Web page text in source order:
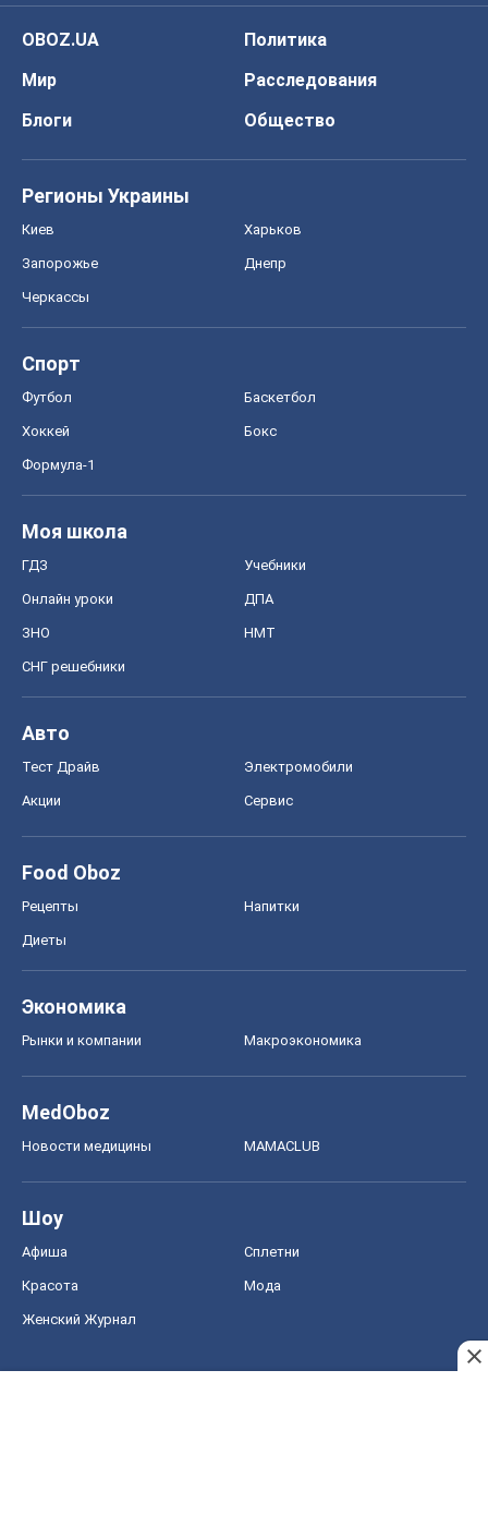
OBOZ.UA
Политика
Мир
Расследования
Блоги
Общество
Регионы Украины
Киев Харьков
Запорожье Днепр
Черкассы
Спорт
Футбол Баскетбол
Хоккей Бокс
Формула-1
Моя школа
ГДЗ Учебники
Онлайн уроки ДПА
ЗНО НМТ
СНГ решебники
Авто
Тест Драйв Электромобили
Акции Сервис
Food Oboz
Рецепты Напитки
Диеты
Экономика
Рынки и компании Mакроэкономика
MedOboz
Новости медицины MAMACLUB
Шоу
Афиша Сплетни
Красота Мода
Женский Журнал